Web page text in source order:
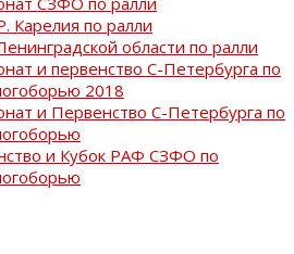
Карелия по ралли
области по ралли
и первенство С-Петербурга по
2018
и Первенство С-Петербурга по
и Кубок РАФ СЗФО по